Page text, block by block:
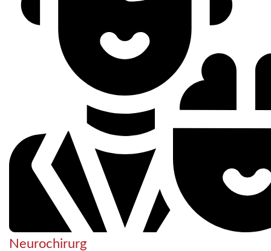
Neurochirurg